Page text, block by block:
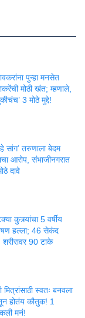
पुन्हा मनसेत
मोठी खंत; म्हणाले,
3 मोठे मुद्दे!
सांग’ तरुणाला बेदम
आरोप, संभाजीनगरात
दावे
कुत्र्यांचा 5 वर्षीय
हल्ला; 46 सेकंद
90 टाके
मित्रांसाठी स्वतः बनवला
होतंय कौतुक! 1
मनं!